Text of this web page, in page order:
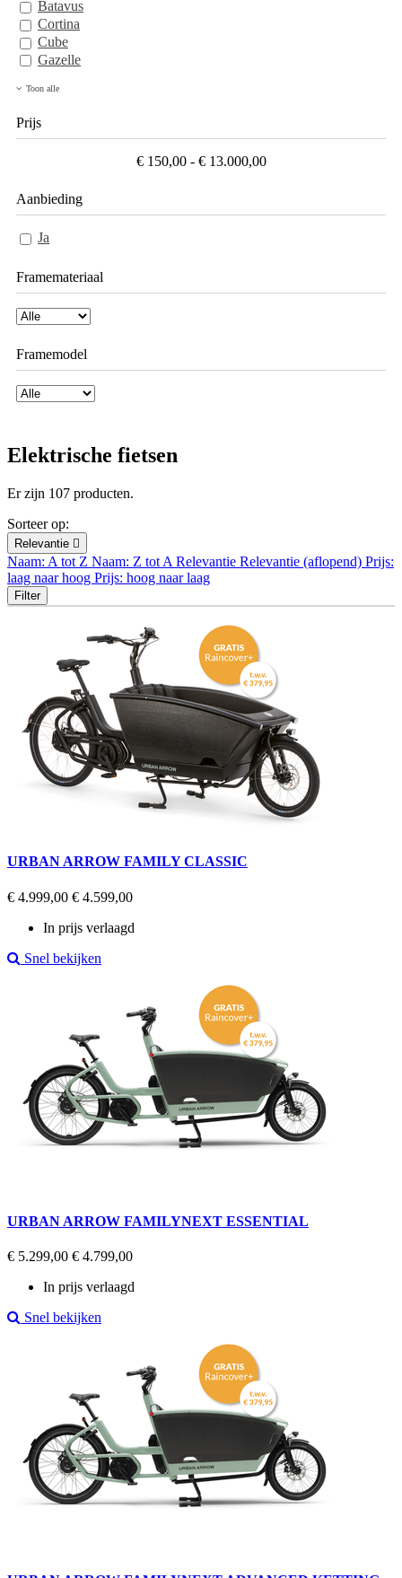
Batavus
Cortina
Cube
Gazelle
Toon alle
Prijs
€ 150,00 - € 13.000,00
Aanbieding
Ja
Framemateriaal
Framemodel
Elektrische fietsen
Er zijn 107 producten.
Sorteer op:
Relevantie 
Naam: A tot Z Naam: Z tot A Relevantie Relevantie (aflopend) Prijs:
laag naar hoog Prijs: hoog naar laag
Filter
URBAN ARROW FAMILY CLASSIC
Regular
€ 4.999,00 Prijs
€ 4.599,00
In prijs verlaagd
Snel bekijken
URBAN ARROW FAMILYNEXT ESSENTIAL
Regular
€ 5.299,00 Prijs
€ 4.799,00
In prijs verlaagd
Snel bekijken